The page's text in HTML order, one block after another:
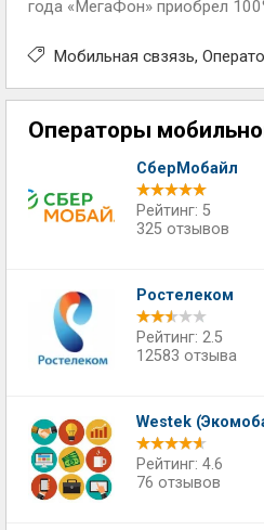
года «МегаФон» приобрел
Мобильная свзязь
Операторы
СберМобайл
Рейтинг: 5
325 отзывов
Ростелеком
Рейтинг: 2.5
12583 отзыва
Westek
Рейтинг: 4.6
76 отзывов